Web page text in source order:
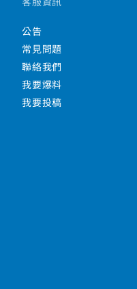
公告
常見問題
聯絡我們
我要爆料
我要投稿